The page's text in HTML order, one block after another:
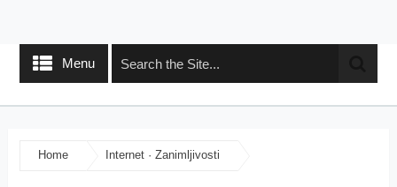
Menu
Home Internet· Zanimljivosti